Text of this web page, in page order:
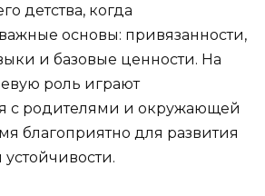
детства, когда
основы: привязанности,
и базовые ценности. На
роль играют
с родителями и окружающей
благоприятно для развития